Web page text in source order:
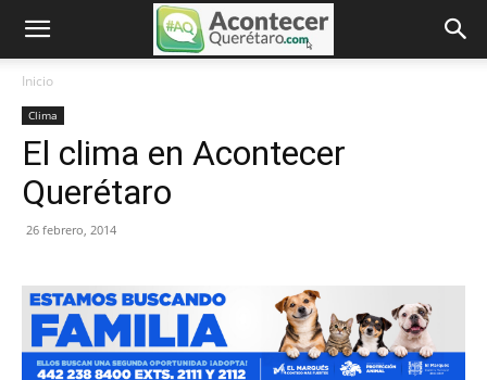
Inicio
Clima
El clima en Acontecer
Querétaro
26 febrero, 2014